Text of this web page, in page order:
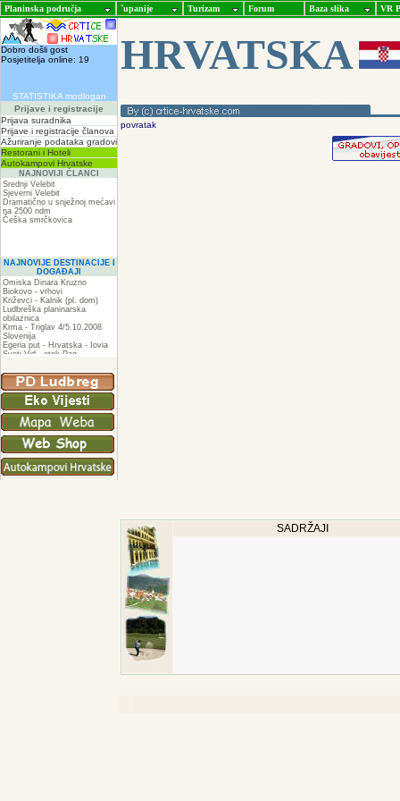
Planinska područja ˇupanije Turizam Forum Baza slika VR
Dobro došli gost
Posjetitelja online: 19
STATISTIKA modlogan
Prijave i registracije
Prijava suradnika
Prijave i registracije članova
Ažuriranje podataka gradovi
Restorani i Hoteli
Autokampovi Hrvatske
NAJNOVIJI ČLANCI
Srednji Velebit
Sjeverni Velebit
Dramatično u snježnoj mećavi
na 2500 ndm
Češka smrčkovica
NAJNOVIJE DESTINACIJE I
DOGAĐAJI
Omiska Dinara Kruzno
Biokovo - vrhovi
Križevci - Kalnik (pl. dom)
Ludbreška planinarska
obilaznica
Krma - Triglav 4/5.10.2008
Slovenija
Egeria put - Hrvatska - Iovia
Sveti Vid - otok Pag
ZIR
Podkilavac-Mudna dol-Hahlići-
Kolac-Podki
HRVATSKA
povratak
SADRŽAJI